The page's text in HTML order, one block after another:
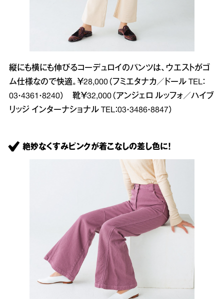
縦にも横にも伸びるコーデュロイのパンツは、ウエストがゴ
ム仕様なので快適。￥28,000（フミエタナカ／ドール TEL：
03・4361・8240） 靴￥32,000（アンジェロ ルッフォ／ハイブ
リッジ インターナショナル TEL：03・3486・8847）
絶妙なくすみピンクが着こなしの差し色に！